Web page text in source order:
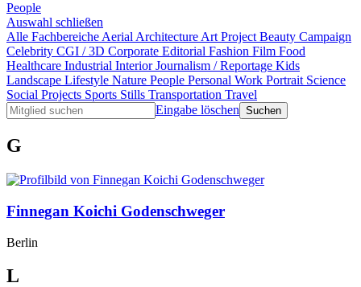
People
Auswahl schließen
Alle Fachbereiche Aerial Architecture Art Project Beauty Campaign
Celebrity CGI / 3D Corporate Editorial Fashion Film Food
Healthcare Industrial InteriorJournalism / Reportage Kids
Landscape Lifestyle Nature People Personal Work Portrait Science
Social Projects Sports Stills Transportation Travel
Eingabe löschen
G
Finnegan Koichi Godenschweger
Berlin
L